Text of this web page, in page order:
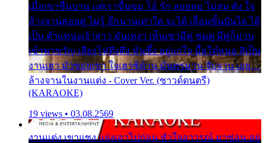
เมื่อเขาชื่นบาน แต่เราขื่นขม โอ้ รัก ลอยลม ไม่สม ดัง ใจ
ล้างจานคอยคู่ ไม่รู้ อีกนานเท่าใด จะได้ เลื่อนขั้นบันได ได้
เป็น ตำแหน่งเจ้าสาว มันเหงา เห็นเขามีคู่ ซมดู มีคู่ก็ม่วน
เข้าพาขวัญ เสียงโห่ตึงตึง มันซึ้ง อยู่แก่ใจ มื้อใด๋หนอ สิเป็น
งานเฮา มัวซอยเขา ใจเฮาซิด้าน มันทรมาน จับจาน เอย…
ล้างจานในงานแต่ง - Cover Ver. (ซาวด์ดนตรี)
(KARAOKE)
19 views • 03.08.2569
งานแต่ง เขาแซง แย่งเอาไปก่อน หัวใจอาวรณ์ มาซ่อน อยู่